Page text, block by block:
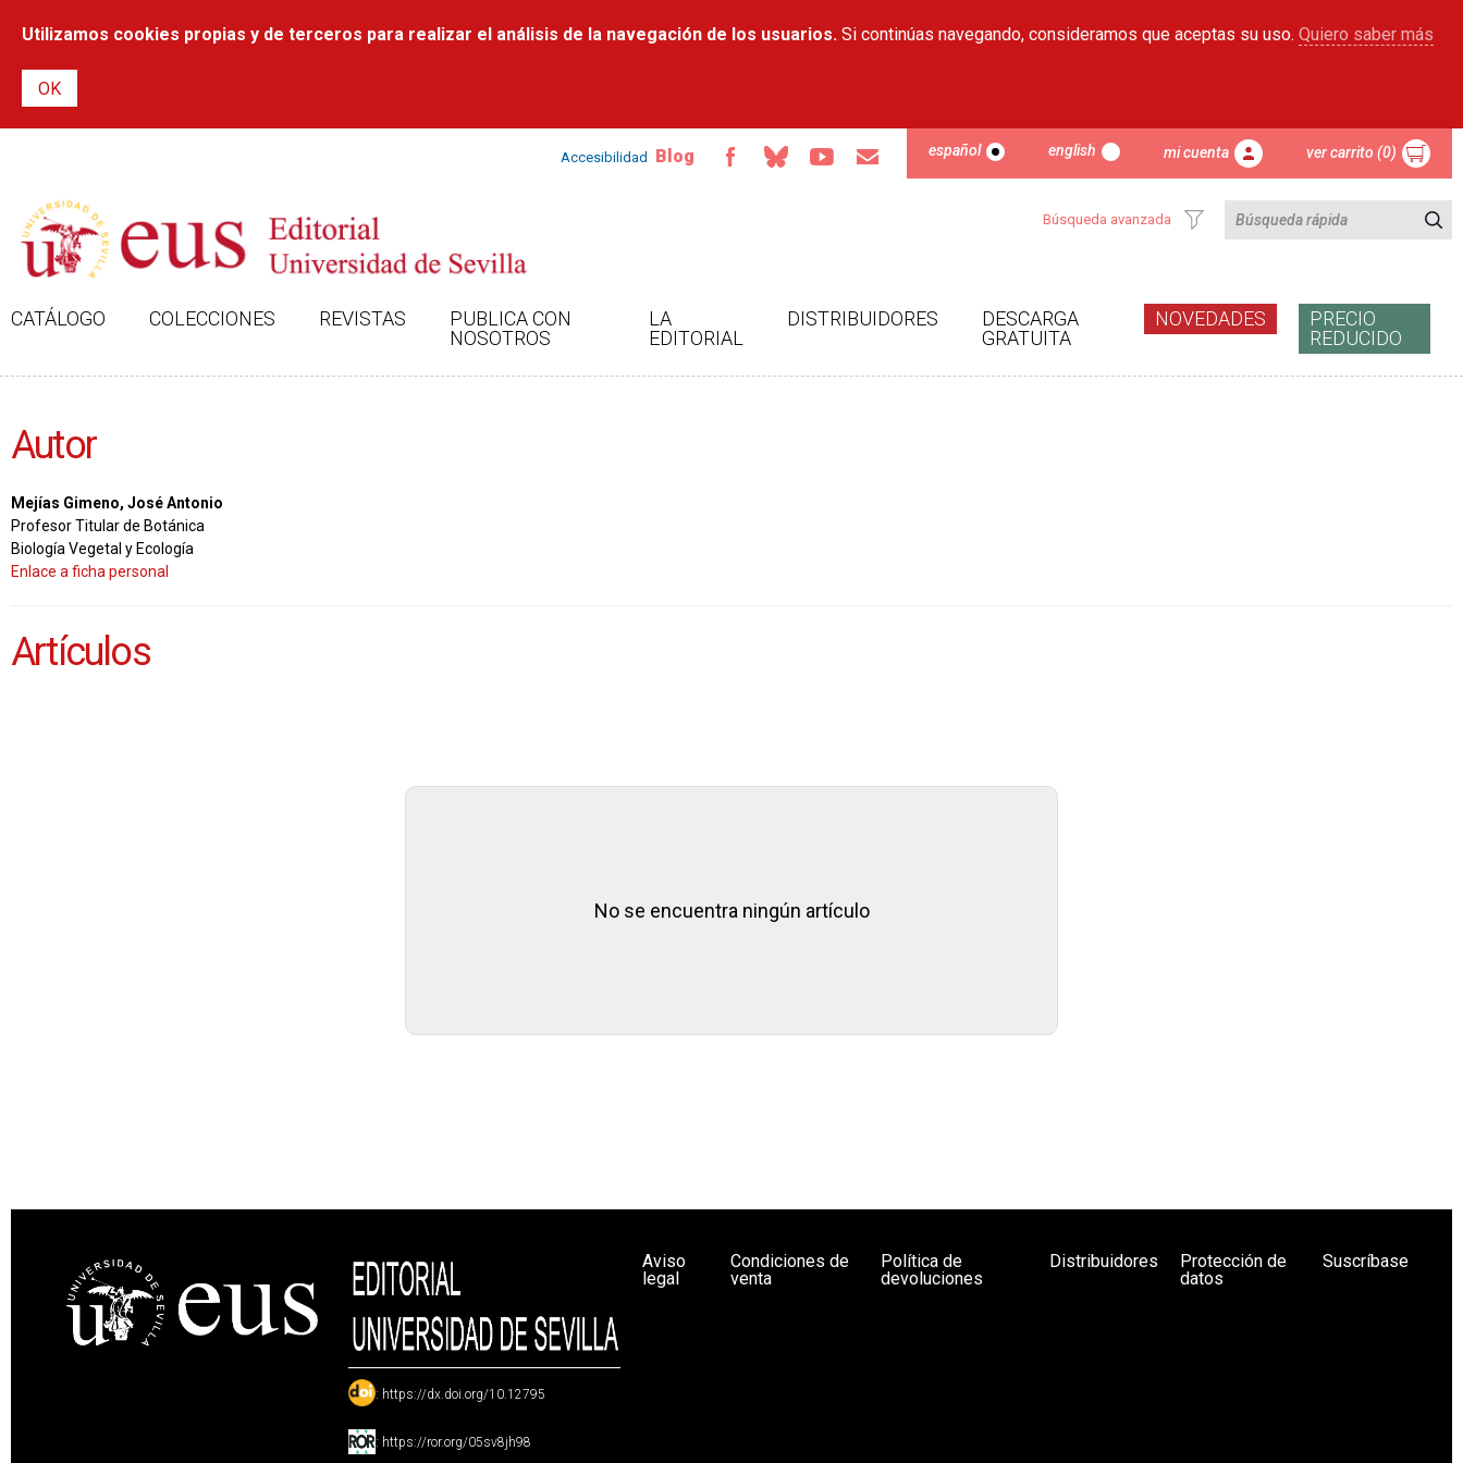
contenido
Utilizamos cookies propias y de terceros para realizar el análisis de la navegación de los usuarios. Si continúas navegando, consideramos que aceptas su uso. Quiero saber más
Accesibilidad Blog español english mi cuenta ver carrito (0)
Búsqueda avanzada
CATÁLOGO COLECCIONES REVISTAS
PUBLICA CON
NOSOTROS
LA
EDITORIAL
DISTRIBUIDORES
DESCARGA
GRATUITA
NOVEDADES
PRECIO
REDUCIDO
Autor
Mejías Gimeno, José Antonio
Profesor Titular de Botánica
Biología Vegetal y Ecología
Enlace a ficha personal
Artículos
No se encuentra ningún artículo
: https://dx.doi.org/10.12795
: https://ror.org/05sv8jh98
Aviso
legal
Condiciones de
venta
Política de
devoluciones
Distribuidores
Protección de
datos
Suscríbase